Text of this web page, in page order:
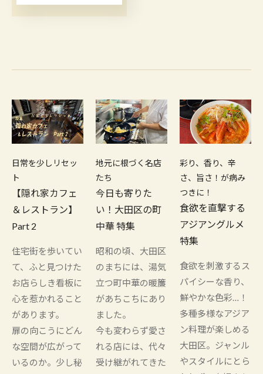
日常を少しリセッ
ト
【隠れ家カフェ
＆レストラン】
Part 2
住宅街を歩いてい
て、ふと見つけた
お店らしき看板に
心を惹かれること
があります。
扉の向こうにどん
な空間が広がって
いるのか。少し秘
地元に根づく名店
たち
今日も寄りた
い！大田区の町
中華 特集
昭和の頃、大田区
のまちには、湯気
立つ町中華の暖簾
があちこちにあり
ました。
今も変わらず愛さ
れる店には、代々
受け継がれてきた
彩り、香り、辛
さ、旨さ！が病み
つきに！
食欲を直撃する
アジアングルメ
特集
食欲を刺激するス
パイシーな香り、
鮮やかな色彩…！
多種多様なアジア
ン料理が楽しめる
大田区。ジャンル
やスタイルにとら